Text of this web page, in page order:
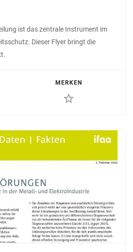
ist das zentrale Instrument im
Dieser Flyer bringt die
MERKEN
star_border